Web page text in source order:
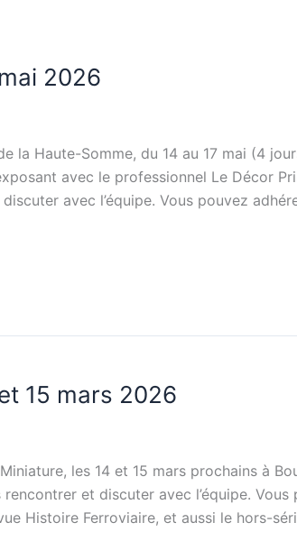
2026
la Haute-Somme, du 14 au 17 mai (4
avec le professionnel Le Décor
avec l’équipe. Vous pouvez
15 mars 2026
les 14 et 15 mars prochains à
et discuter avec l’équipe. Vous
Histoire Ferroviaire, et aussi le hors-